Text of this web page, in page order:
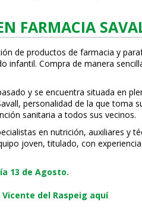
FARMACIA
de productos de farmacia y
infantil. Compra de manera
y se encuentra situada en
personalidad de la que toma
sanitaria a todos sus vecinos.
en nutrición, auxiliares y
joven, titulado, con
13 de Agosto.
del Raspeig aquí